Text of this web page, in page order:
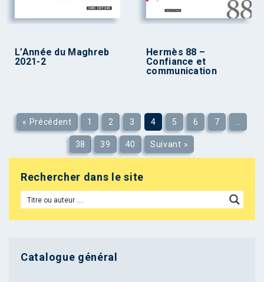
L’Année du Maghreb
2021-2
Hermès 88 –
Confiance et
communication
« Précédent 1 2 3 4 5 6 7
38 39 40 Suivant »
Rechercher dans le site
Catalogue général